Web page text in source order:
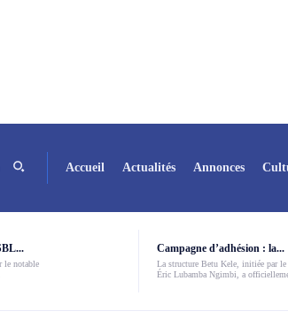
Accueil Actualités Annonces
le notable
Campagne d’adhésion : la...
La structure Betu Kele, initiée par le
Éric Lubamba Ngimbi, a